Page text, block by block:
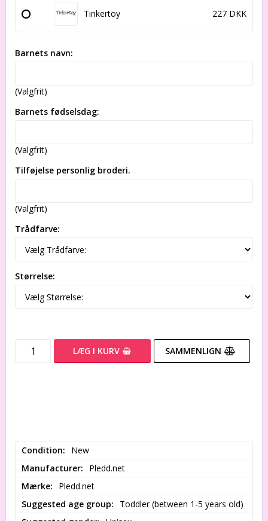
Tinkertoy 227 DKK
Barnets navn:
(Valgfrit)
Barnets fødselsdag:
(Valgfrit)
Tilføjelse personlig broderi.
(Valgfrit)
Trådfarve:
Størrelse:
LÆG I KURV SAMMENLIGN
Condition
New
Manufacturer
Pledd.net
Mærke
Pledd.net
Suggested age group
Toddler (between 1-5 years old)